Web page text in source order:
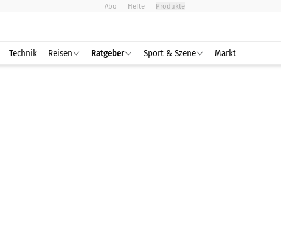
Abo Hefte Produkte
Technik Reisen Ratgeber Sport & Szene Markt